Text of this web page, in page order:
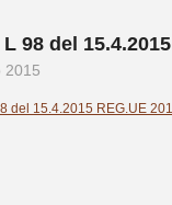
98 del
2015
del 15.4.2015 REG.UE